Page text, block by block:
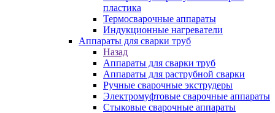
пластика
Термосварочные аппараты
Индукционные нагреватели
Аппараты для сварки труб
Назад
Аппараты для сварки труб
Аппараты для раструбной сварки
Ручные сварочные экструдеры
Электромуфтовые сварочные аппараты
Стыковые сварочные аппараты